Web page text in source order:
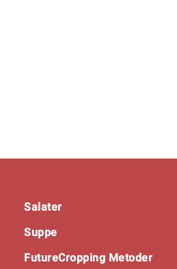
Salater
Suppe
FutureCropping Metoder